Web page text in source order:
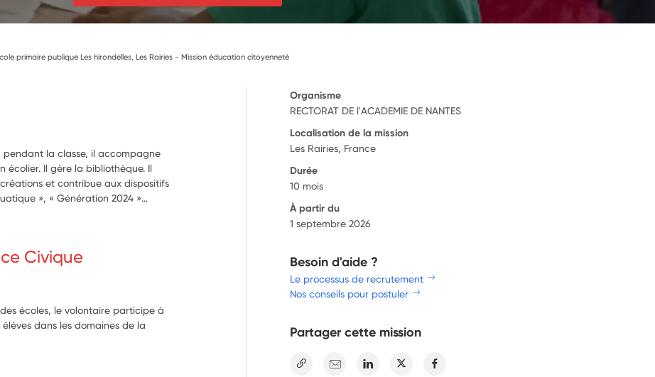
primaire publique Les hirondelles, Les Rairies - Mission éducation citoyenneté
pendant la classe, il accompagne
Il gère la bibliothèque. Il
et contribue aux dispositifs
», « Génération 2024 »…
Civique
écoles, le volontaire participe à
dans les domaines de la
Organisme
RECTORAT DE l'ACADEMIE DE NANTES
Localisation de la mission
Les Rairies, France
Durée
10 mois
À partir du
1 septembre 2026
Besoin d'aide ?
Le processus de recrutement
Nos conseils pour postuler
Partager cette mission
E-mail Linkedin Twitter